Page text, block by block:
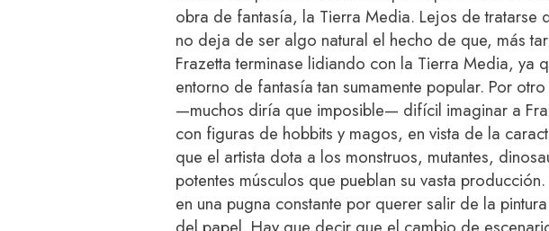
obra de fantasía, la Tierra Media. Lejos de tratarse
no deja de ser algo natural el hecho de que, más
Frazetta terminase lidiando con la Tierra Media, ya
entorno de fantasía tan sumamente popular. Por
—muchos diría que imposible— difícil imaginar a
con figuras de hobbits y magos, en vista de la
que el artista dota a los monstruos, mutantes,
potentes músculos que pueblan su vasta
en una pugna constante por querer salir de la